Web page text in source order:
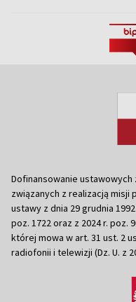
Dofinansowanie ustawowych
związanych z realizacją misji
ustawy z dnia 29 grudnia
poz. 1722 oraz z 2024 r.
której mowa w art. 31 ust. 2
radiofonii i telewizji (Dz. U. z